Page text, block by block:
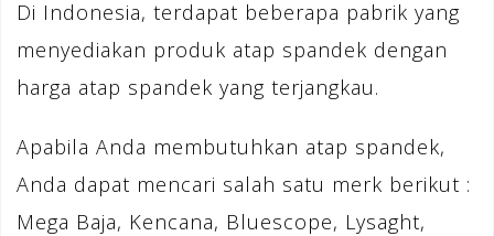
Di Indonesia, terdapat beberapa pabrik yang
menyediakan produk atap spandek dengan
harga atap spandek yang terjangkau.
Apabila Anda membutuhkan atap spandek,
Anda dapat mencari salah satu merk berikut :
Mega Baja, Kencana, Bluescope, Lysaght,